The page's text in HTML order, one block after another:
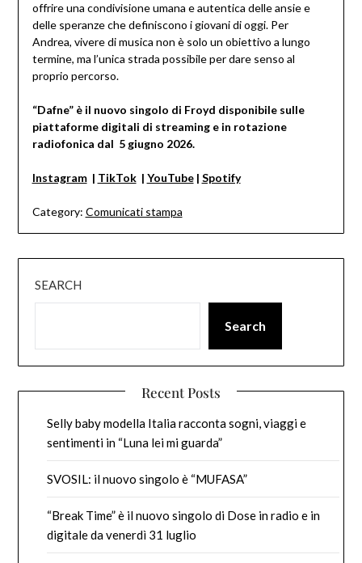
offrire una condivisione umana e autentica delle ansie e
delle speranze che definiscono i giovani di oggi. Per
Andrea, vivere di musica non è solo un obiettivo a lungo
termine, ma l’unica strada possibile per dare senso al
proprio percorso.
“Dafne” è il nuovo singolo di Froyd disponibile sulle
piattaforme digitali di streaming e in rotazione
radiofonica dal 5 giugno 2026.
Instagram | TikTok| YouTube| Spotify
Category: Comunicati stampa
SEARCH
Search
Recent Posts
Selly baby modella Italia racconta sogni, viaggi e
sentimenti in “Luna lei mi guarda”
SVOSIL: il nuovo singolo è “MUFASA”
“Break Time” è il nuovo singolo di Dose in radio e in
digitale da venerdì 31 luglio